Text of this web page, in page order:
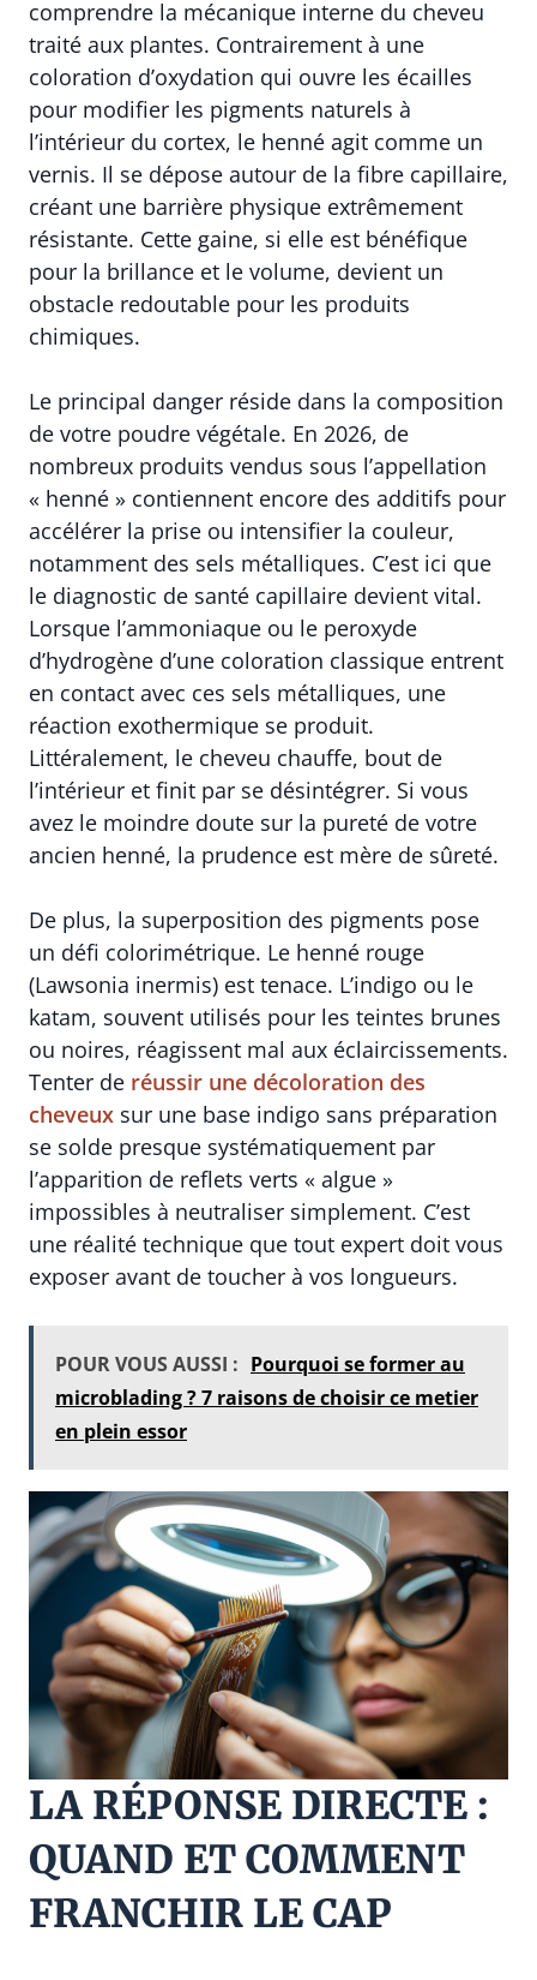
comprendre la mécanique interne du cheveu
traité aux plantes. Contrairement à une
coloration d’oxydation qui ouvre les écailles
pour modifier les pigments naturels à
l’intérieur du cortex, le henné agit comme un
vernis. Il se dépose autour de la fibre capillaire,
créant une barrière physique extrêmement
résistante. Cette gaine, si elle est bénéfique
pour la brillance et le volume, devient un
obstacle redoutable pour les produits
chimiques.
Le principal danger réside dans la composition
de votre poudre végétale. En 2026, de
nombreux produits vendus sous l’appellation
« henné » contiennent encore des additifs pour
accélérer la prise ou intensifier la couleur,
notamment des sels métalliques. C’est ici que
le diagnostic de santé capillaire devient vital.
Lorsque l’ammoniaque ou le peroxyde
d’hydrogène d’une coloration classique entrent
en contact avec ces sels métalliques, une
réaction exothermique se produit.
Littéralement, le cheveu chauffe, bout de
l’intérieur et finit par se désintégrer. Si vous
avez le moindre doute sur la pureté de votre
ancien henné, la prudence est mère de sûreté.
De plus, la superposition des pigments pose
un défi colorimétrique. Le henné rouge
(Lawsonia inermis) est tenace. L’indigo ou le
katam, souvent utilisés pour les teintes brunes
ou noires, réagissent mal aux éclaircissements.
Tenter de réussir une décoloration des
cheveux sur une base indigo sans préparation
se solde presque systématiquement par
l’apparition de reflets verts « algue »
impossibles à neutraliser simplement. C’est
une réalité technique que tout expert doit vous
exposer avant de toucher à vos longueurs.
POUR VOUS AUSSI : Pourquoi se former au
microblading ? 7 raisons de choisir ce metier
en plein essor
LA RÉPONSE DIRECTE :
QUAND ET COMMENT
FRANCHIR LE CAP